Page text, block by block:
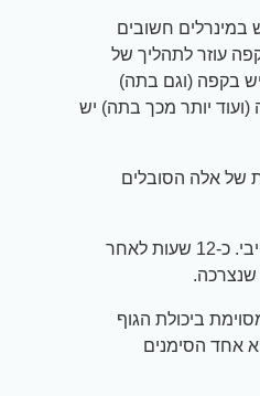
במינרלים חשובים
עוזר לתהליך של
בקפה (וגם בתה)
יותר מכך בתה) יש
של אלה הסובלים
– לוקח הרבה זמן לקפאין להתפרק בגוף למצב בו הוא לא אפקטיבי. כ-12 שעות לאחר
ביכולת הגוף
אחד הסימנים